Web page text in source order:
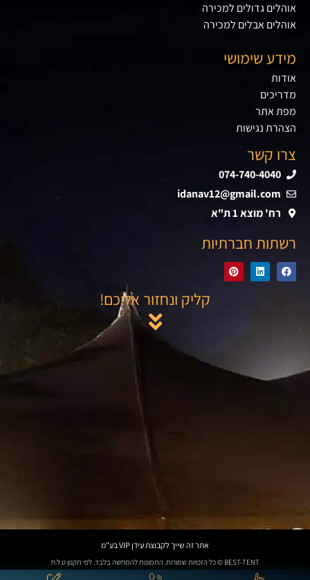
אוהלים גדולים למכירה
אוהלים אבלים למכירה
מידע שימושי
אודות
מדריכים
מפת אתר
הצהרת נגישות
צרו קשר
074-740-4040
idanav12@gmail.com
רח' מוצא 1 ת"א
רשתות חברתיות
קליק ונחזור אליכם!
אתר זה שייך לקבוצת עידן VIP בע"מ
BEST-TENT © כל הזכויות שמורות. התמונות להמחשה בלבד. לפי תקנון ט.ל.ח